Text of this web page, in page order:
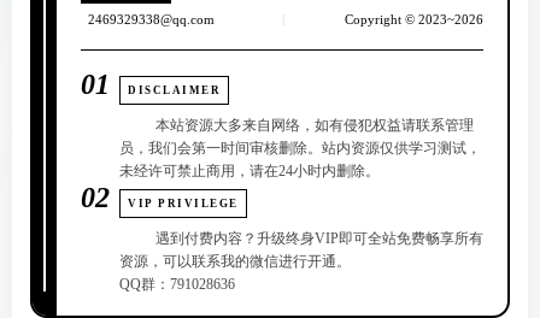
2469329338@qq.com Copyright © 2023~2026
01 DISCLAIMER
本站资源大多来自网络，如有侵犯权益请联系管理
员，我们会第一时间审核删除。站内资源仅供学习测试，
未经许可禁止商用，请在24小时内删除。
02 VIP PRIVILEGE
遇到付费内容？升级终身VIP即可全站免费畅享所有
资源，可以联系我的微信进行开通。
QQ群：791028636